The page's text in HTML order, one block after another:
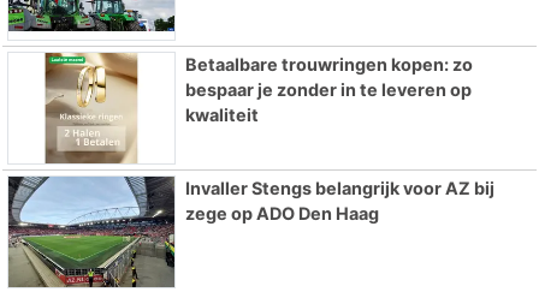
Betaalbare trouwringen kopen: zo
bespaar je zonder in te leveren op
kwaliteit
Invaller Stengs belangrijk voor AZ bij
zege op ADO Den Haag